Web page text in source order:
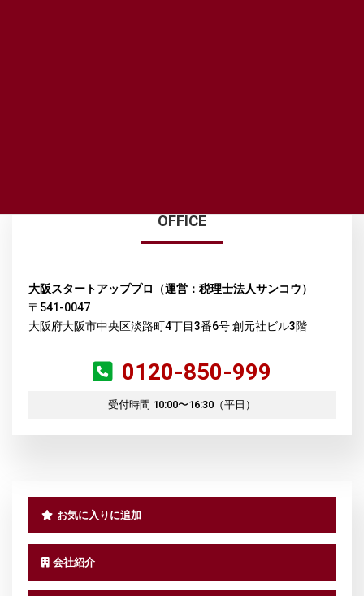
OFFICE
大阪スタートアッププロ（運営：税理士法人サンコウ）
〒541-0047
大阪府大阪市中央区淡路町4丁目3番6号 創元社ビル3階
0120-850-999
受付時間 10:00〜16:30（平日）
お気に入りに追加
会社紹介